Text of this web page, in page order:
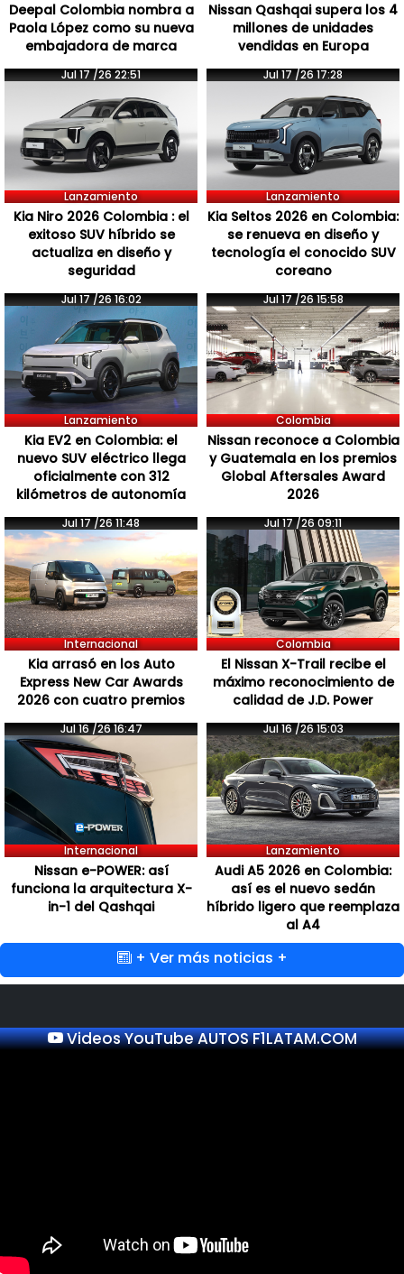
Deepal Colombia nombra a
Paola López como su nueva
embajadora de marca
Nissan Qashqai supera los 4
millones de unidades
vendidas en Europa
Jul 17 /26 22:51
Lanzamiento
Kia Niro 2026 Colombia : el
exitoso SUV híbrido se
actualiza en diseño y
seguridad
Jul 17 /26 17:28
Lanzamiento
Kia Seltos 2026 en Colombia:
se renueva en diseño y
tecnología el conocido SUV
coreano
Jul 17 /26 16:02
Lanzamiento
Kia EV2 en Colombia: el
nuevo SUV eléctrico llega
oficialmente con 312
kilómetros de autonomía
Jul 17 /26 15:58
Colombia
Nissan reconoce a Colombia
y Guatemala en los premios
Global Aftersales Award
2026
Jul 17 /26 11:48
Internacional
Kia arrasó en los Auto
Express New Car Awards
2026 con cuatro premios
Jul 17 /26 09:11
Colombia
El Nissan X-Trail recibe el
máximo reconocimiento de
calidad de J.D. Power
Jul 16 /26 16:47
Internacional
Nissan e-POWER: así
funciona la arquitectura X-
in-1 del Qashqai
Jul 16 /26 15:03
Lanzamiento
Audi A5 2026 en Colombia:
así es el nuevo sedán
híbrido ligero que reemplaza
al A4
+ Ver más noticias +
Videos YouTube AUTOS F1LATAM.COM